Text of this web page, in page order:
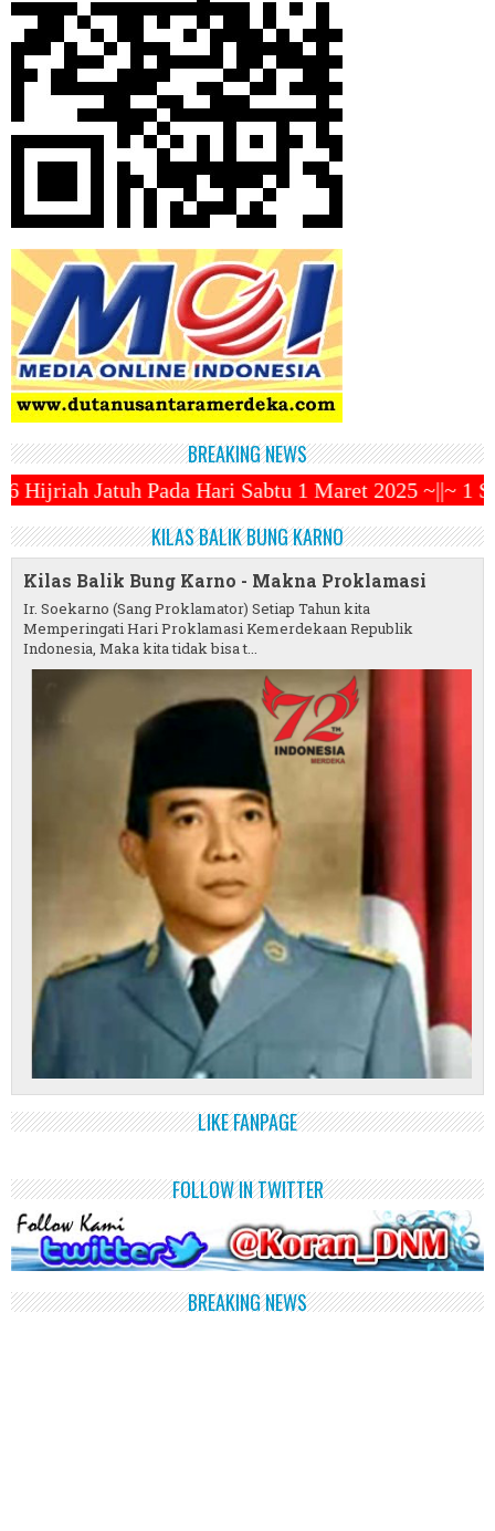
BREAKING NEWS
1 Maret 2025 ~||~ 1 Syawal Jatuh Pada
KILAS BALIK BUNG KARNO
Kilas Balik Bung Karno - Makna Proklamasi
Ir. Soekarno (Sang Proklamator) Setiap Tahun kita
Memperingati Hari Proklamasi Kemerdekaan Republik
Indonesia, Maka kita tidak bisa t...
LIKE FANPAGE
FOLLOW IN TWITTER
BREAKING NEWS